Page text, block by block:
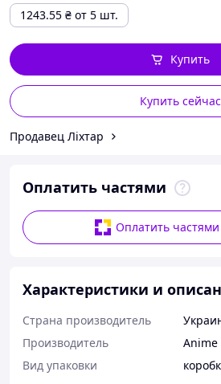
1243.55 ₴ от 5 шт.
Купить сейчас
Купить
Продавец Ліхтар
Оплатить частями
Оплатить
Характеристики и
Страна производитель
Производитель
Anime
Вид упаковки